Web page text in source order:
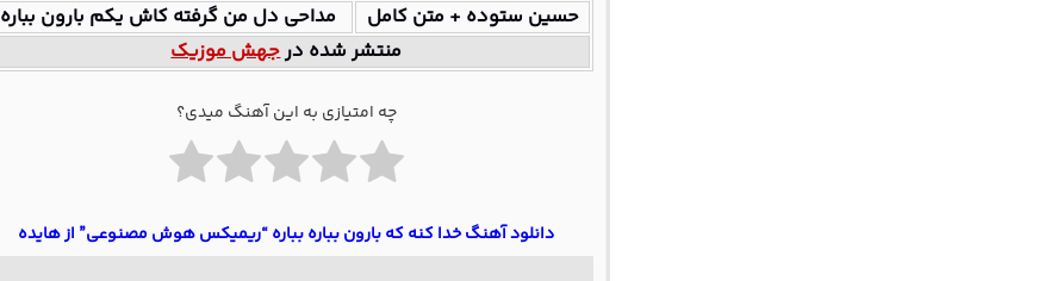
حسین ستوده + متن کامل
مداحی دل من گرفته کاش یکم بارون بباره
منتشر شده درجهش موزیک
چه امتیازی به این آهنگ میدی؟
دانلود آهنگ خدا کنه که بارون بباره بباره “ریمیکس هوش مصنوعی” از هایده